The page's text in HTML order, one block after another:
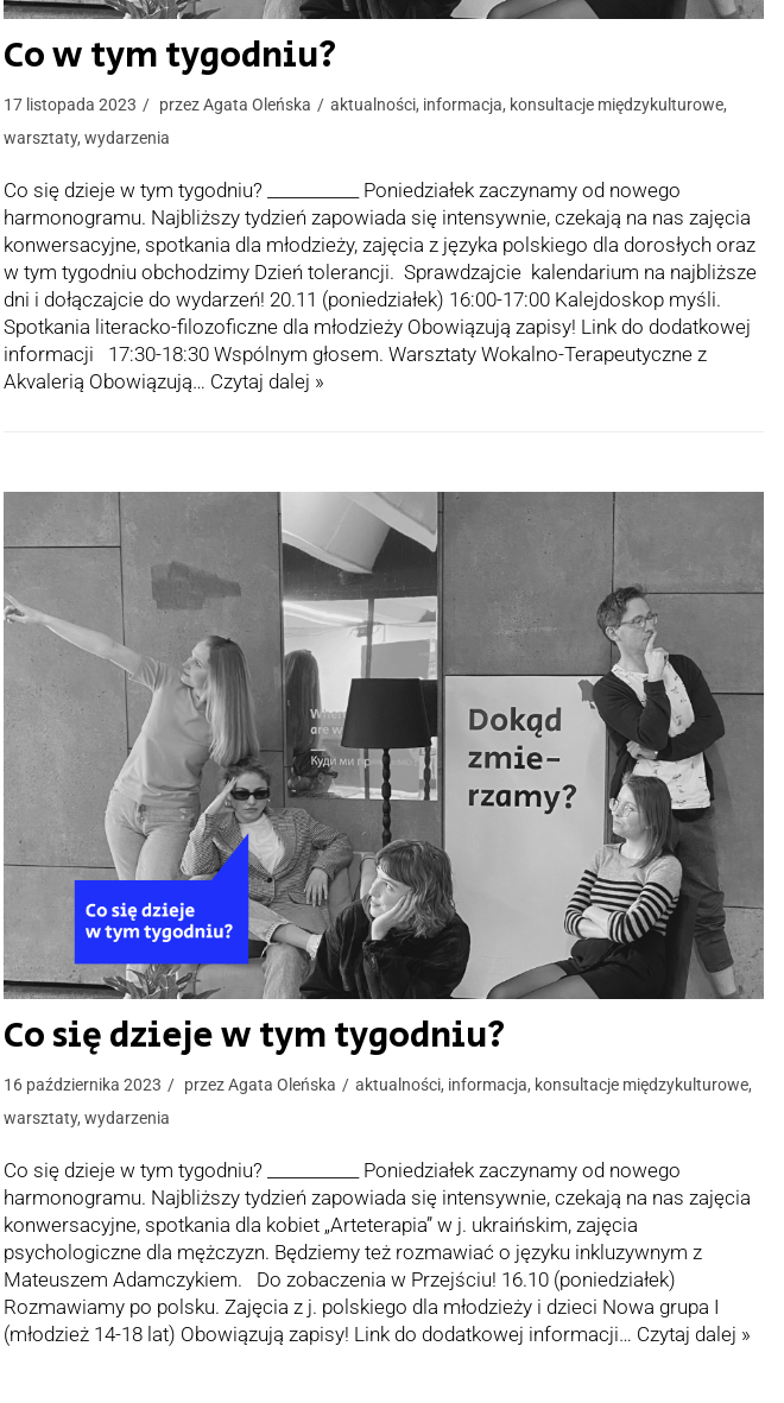
Co w tym tygodniu?
17 listopada 2023 przezAgata Oleńska aktualności, informacja, konsultacje międzykulturowe,
warsztaty, wydarzenia
Co się dzieje w tym tygodniu? ___________ Poniedziałek zaczynamy od nowego
harmonogramu. Najbliższy tydzień zapowiada się intensywnie, czekają na nas zajęcia
konwersacyjne, spotkania dla młodzieży, zajęcia z języka polskiego dla dorosłych oraz
w tym tygodniu obchodzimy Dzień tolerancji. Sprawdzajcie kalendarium na najbliższe
dni i dołączajcie do wydarzeń! 20.11 (poniedziałek) 16:00-17:00 Kalejdoskop myśli.
Spotkania literacko-filozoficzne dla młodzieży Obowiązują zapisy! Link do dodatkowej
informacji 17:30-18:30 Wspólnym głosem. Warsztaty Wokalno-Terapeutyczne z
Akvalerią Obowiązują… Czytaj dalej »
Co się dzieje w tym tygodniu?
16 października 2023 przezAgata Oleńska aktualności, informacja, konsultacje międzykulturowe,
warsztaty, wydarzenia
Co się dzieje w tym tygodniu? ___________ Poniedziałek zaczynamy od nowego
harmonogramu. Najbliższy tydzień zapowiada się intensywnie, czekają na nas zajęcia
konwersacyjne, spotkania dla kobiet „Arteterapia” w j. ukraińskim, zajęcia
psychologiczne dla mężczyzn. Będziemy też rozmawiać o języku inkluzywnym z
Mateuszem Adamczykiem. Do zobaczenia w Przejściu! 16.10 (poniedziałek)
Rozmawiamy po polsku. Zajęcia z j. polskiego dla młodzieży i dzieci Nowa grupa I
(młodzież 14-18 lat) Obowiązują zapisy! Link do dodatkowej informacji… Czytaj dalej »